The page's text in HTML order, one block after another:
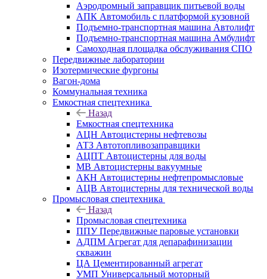
Аэродромный заправщик питьевой воды
АПК Автомобиль с платформой кузовной
Подъемно-транспортная машина Автолифт
Подъемно-транспортная машина Амбулифт
Самоходная площадка обслуживания СПО
Передвижные лаборатории
Изотермические фургоны
Вагон-дома
Коммунальная техника
Емкостная спецтехника
Назад
Емкостная спецтехника
АЦН Автоцистерны нефтевозы
АТЗ Автотопливозаправщики
АЦПТ Автоцистерны для воды
МВ Автоцистерны вакуумные
АКН Автоцистерны нефтепромысловые
АЦВ Автоцистерны для технической воды
Промысловая спецтехника
Назад
Промысловая спецтехника
ППУ Передвижные паровые установки
АДПМ Агрегат для депарафинизации
скважин
ЦА Цементированный агрегат
УМП Универсальный моторный